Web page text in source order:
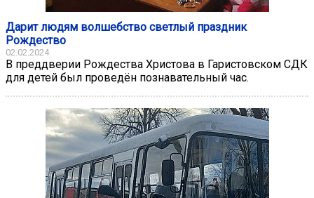
Дарит людям волшебство светлый праздник
Рождество
02.02.2024
В преддверии Рождества Христова в Гаристовском СДК
для детей был проведён познавательный час.